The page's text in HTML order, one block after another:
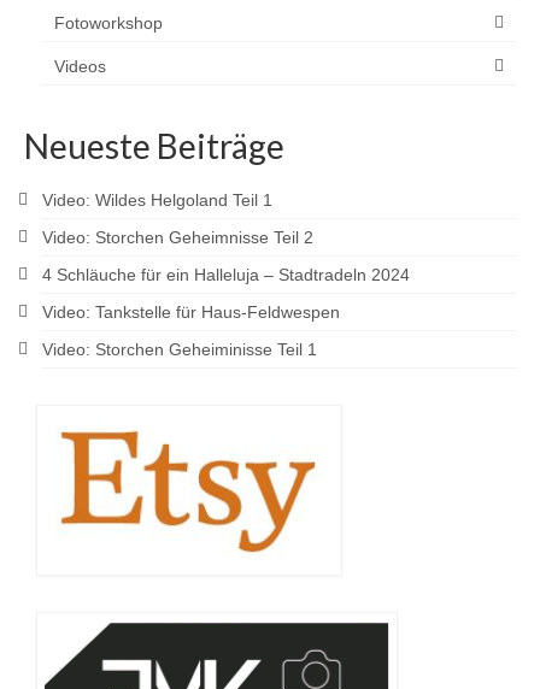
Fotoworkshop
Videos
Neueste Beiträge
Video: Wildes Helgoland Teil 1
Video: Storchen Geheimnisse Teil 2
4 Schläuche für ein Halleluja – Stadtradeln 2024
Video: Tankstelle für Haus-Feldwespen
Video: Storchen Geheiminisse Teil 1